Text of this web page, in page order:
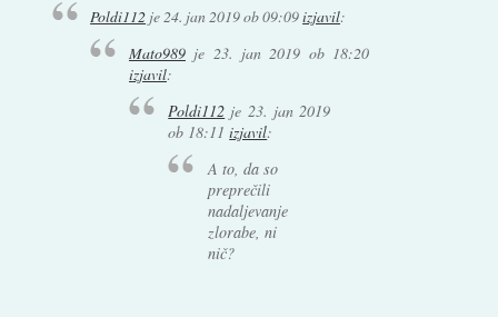
Poldi112 je 24. jan 2019 ob 09:09izjavil:
Mato989je 23. jan 2019 ob 18:20
izjavil:
Poldi112 je 23. jan 2019
ob 18:11 izjavil:
A to, da so
preprečili
nadaljevanje
zlorabe, ni
nič?